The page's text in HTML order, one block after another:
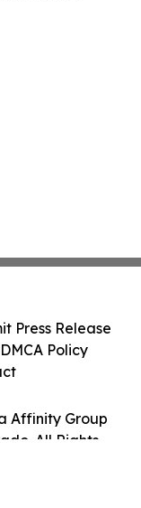
Affinity Group
All Rights
Press Release
Policy